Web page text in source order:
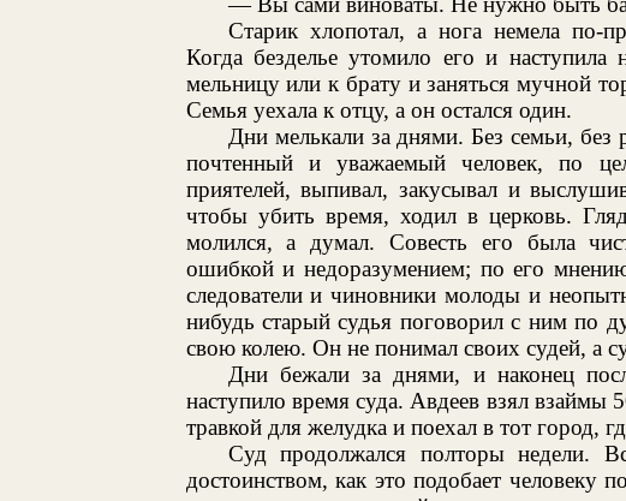
Старик хлопотал, а нога немела по-
Когда безделье утомило его и
мельницу или к брату и заняться мучной
Семья уехала к отцу, а он остался один.
Дни мелькали за днями. Без семьи, без
почтенный и уважаемый человек, по
приятелей, выпивал, закусывал и
чтобы убить время, ходил в церковь.
молился, а думал. Совесть его была
ошибкой и недоразумением; по его
следователи и чиновники молоды и
нибудь старый судья поговорил с ним по
свою колею. Он не понимал своих судей, а
Дни бежали за днями, и наконец
наступило время суда. Авдеев взял взаймы
травкой для желудка и поехал в тот город,
Суд продолжался полторы недели.
достоинством, как это подобает человеку